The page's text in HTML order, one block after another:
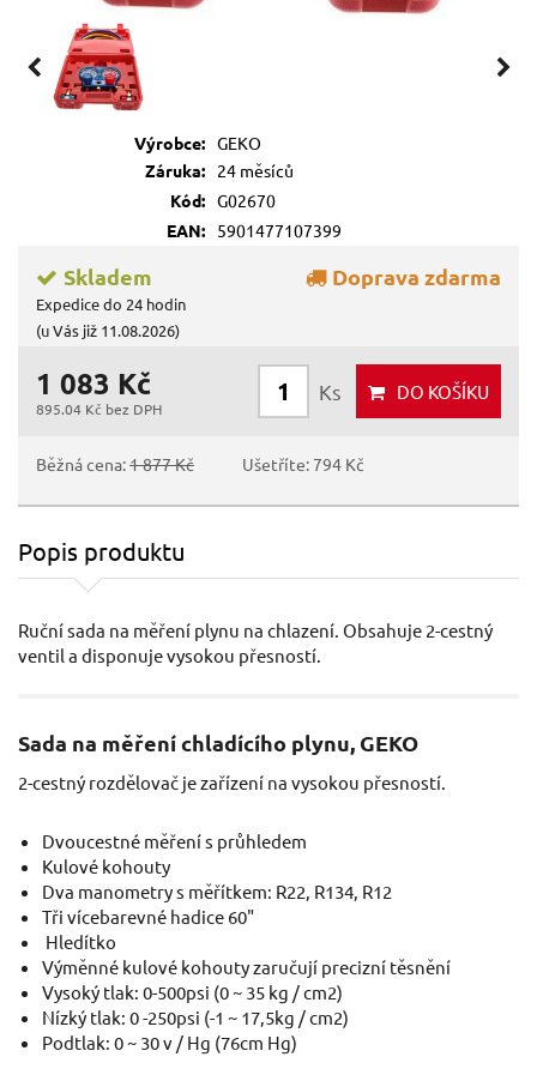
Výrobce: GEKO
Záruka:
24 měsíců
Kód: G02670
EAN:
5901477107399
Doprava zdarma
Skladem
Expedice do 24 hodin
(u Vás již 11.08.2026)
1 083 Kč
895.04 Kč bez DPH
Ks DO KOŠÍKU
Běžná cena:1 877 Kč Ušetříte: 794 Kč
Popis produktu
Ruční sada na měření plynu na chlazení. Obsahuje 2-cestný
ventil a disponuje vysokou přesností.
Sada na měření chladícího plynu, GEKO
2-cestný rozdělovač je zařízení na vysokou přesností.
Dvoucestné měření s průhledem
Kulové kohouty
Dva manometry s měřítkem: R22, R134, R12
Tři vícebarevné hadice 60"
Hledítko
Výměnné kulové kohouty zaručují precizní těsnění
Vysoký tlak: 0-500psi (0 ~ 35 kg / cm2)
Nízký tlak: 0 -250psi (-1 ~ 17,5kg / cm2)
Podtlak: 0 ~ 30 v / Hg (76cm Hg)